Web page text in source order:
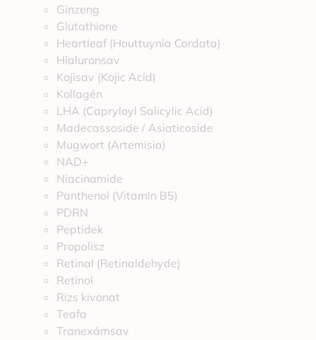
Ginzeng
Glutathione
Heartleaf (Houttuynia Cordata)
Hialuronsav
Kojisav (Kojic Acid)
Kollagén
LHA (Capryloyl Salicylic Acid)
Madecassoside / Asiaticoside
Mugwort (Artemisia)
NAD+
Niacinamide
Panthenol (Vitamin B5)
PDRN
Peptidek
Propolisz
Retinal (Retinaldehyde)
Retinol
Rizs kivonat
Teafa
Tranexámsav